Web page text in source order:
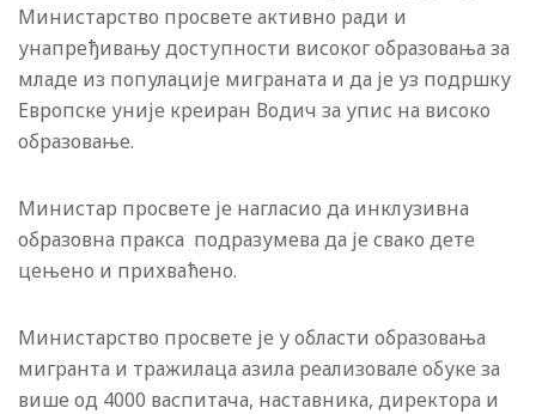
Министарство просвете активно ради и
унапређивању доступности високог образовања за
младе из популације миграната и да је уз подршку
Европске уније креиран Водич за упис на високо
образовање.
Министар просвете је нагласио да инклузивна
образовна пракса подразумева да је свако дете
цењено и прихваћено.
Министарство просвете је у области образовања
мигранта и тражилаца азила реализовале обуке за
више од 4000 васпитача, наставника, директора и